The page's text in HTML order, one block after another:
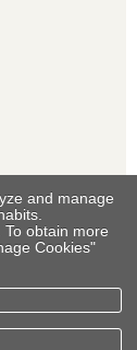
and manage
To obtain more
Cookies"